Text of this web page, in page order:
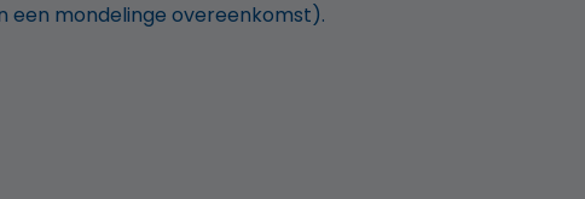
een mondelinge overeenkomst).